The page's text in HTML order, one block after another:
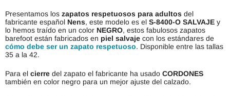
Presentamos los zapatos respetuosos para adultos del
fabricante español Nens, este modelo es el S-8400-O SALVAJE y
lo hemos traído en un color NEGRO, estos fabulosos zapatos
barefoot están fabricados en piel salvaje con los estándares de
cómo debe ser un zapato respetuoso. Disponible entre las tallas
35 a la 42.
Para el cierre del zapato el fabricante ha usado CORDONES
también en color negro para un mejor ajuste del calzado.